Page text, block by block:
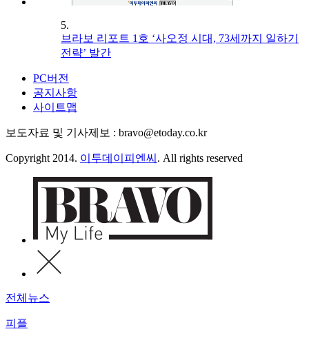
5.
브라보 리포트 1호 ‘사오정 시대, 73세까지 일하기
전략’ 발간
PC버전
공지사항
사이트맵
보도자료 및 기사제보 : bravo@etoday.co.kr
Copyright 2014. 이투데이피엔씨 . All rights reserved
전체뉴스
피플